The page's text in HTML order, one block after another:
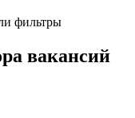
фильтры
вакансий